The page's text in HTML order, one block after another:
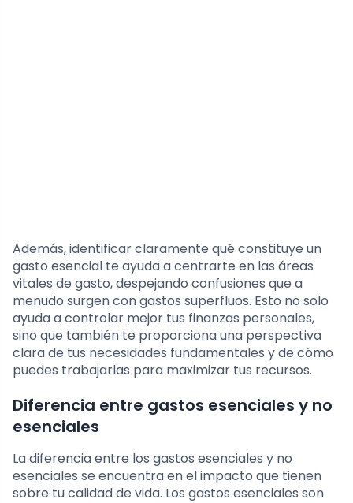
Además, identificar claramente qué constituye un
gasto esencial te ayuda a centrarte en las áreas
vitales de gasto, despejando confusiones que a
menudo surgen con gastos superfluos. Esto no solo
ayuda a controlar mejor tus finanzas personales,
sino que también te proporciona una perspectiva
clara de tus necesidades fundamentales y de cómo
puedes trabajarlas para maximizar tus recursos.
Diferencia entre gastos esenciales y no
esenciales
La diferencia entre los gastos esenciales y no
esenciales se encuentra en el impacto que tienen
sobre tu calidad de vida. Los gastos esenciales son